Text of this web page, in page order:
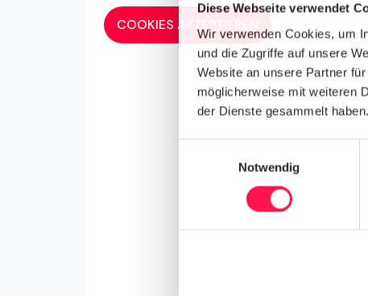
Diese Webseite verwendet
Wir verwenden Cookies, um
und die Zugriffe auf unsere
Website an unsere Partner
möglicherweise mit weiteren
der Dienste gesammelt
Notwendig
COOKIES AKZEPTIEREN